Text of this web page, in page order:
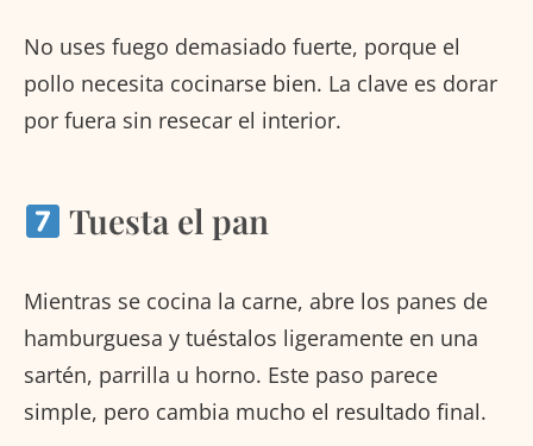
No uses fuego demasiado fuerte, porque el
pollo necesita cocinarse bien. La clave es dorar
por fuera sin resecar el interior.
Tuesta el pan
Mientras se cocina la carne, abre los panes de
hamburguesa y tuéstalos ligeramente en una
sartén, parrilla u horno. Este paso parece
simple, pero cambia mucho el resultado final.